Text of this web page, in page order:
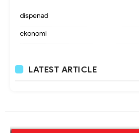
dispenad
ekonomi
LATEST ARTICLE